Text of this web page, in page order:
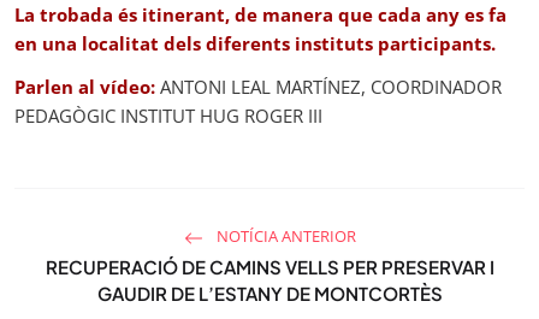
e
La trobada és itinerant, de manera que cada any es fa
en una localitat dels diferents instituts participants.
Parlen al vídeo: ANTONI LEAL MARTÍNEZ, COORDINADOR
PEDAGÒGIC INSTITUT HUG ROGER III
NOTÍCIA ANTERIOR
RECUPERACIÓ DE CAMINS VELLS PER PRESERVAR I
GAUDIR DE L’ESTANY DE MONTCORTÈS